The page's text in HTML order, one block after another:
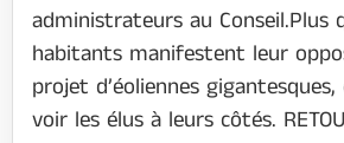
administrateurs au Conseil.Plus
habitants manifestent leur
projet d’éoliennes
voir les élus à leurs côtés.